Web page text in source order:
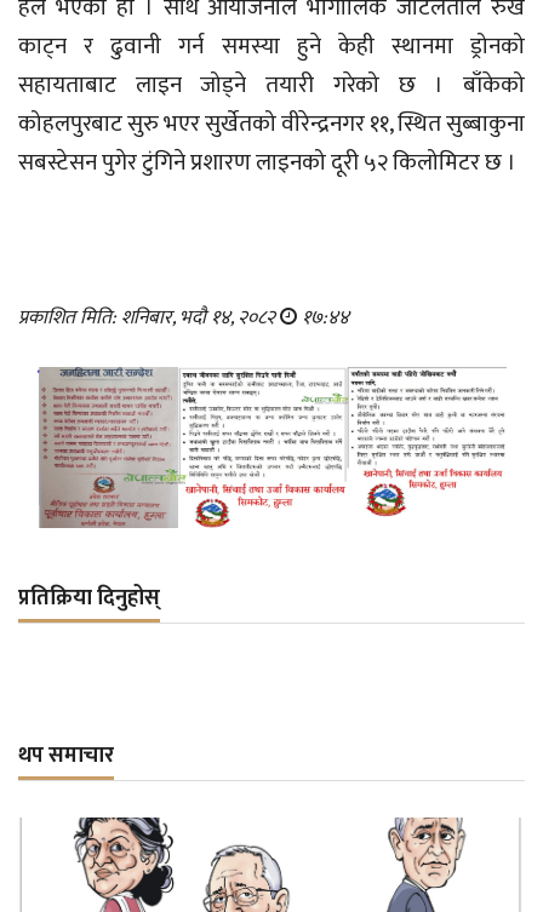
काट्न र ढुवानी गर्न समस्या हुने केही स्थानमा ड्रोनको
सहायताबाट लाइन जोड्ने तयारी गरेको छ । बाँकेको
कोहलपुरबाट सुरु भएर सुर्खेतको वीरेन्द्रनगर ११, स्थित सुब्बाकुना
सबस्टेसन पुगेर टुंगिने प्रशारण लाइनको दूरी ५२ किलोमिटर छ ।
प्रकाशित मिति: शनिबार, भदौ १४, २०८२ १७:४४
प्रतिक्रिया दिनुहोस्
थप समाचार